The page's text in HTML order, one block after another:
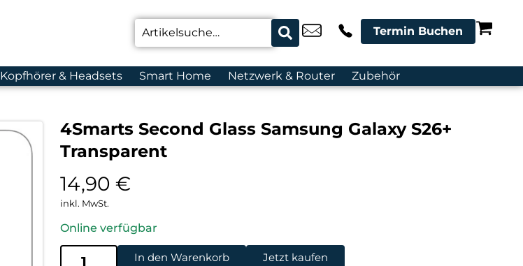
Termin Buchen
Kopfhörer & Headsets Smart Home Netzwerk & Router Zubehör
4Smarts Second Glass Samsung Galaxy S26+
Transparent
14,90 €
inkl. MwSt.
Online verfügbar
In den Warenkorb Jetzt kaufen